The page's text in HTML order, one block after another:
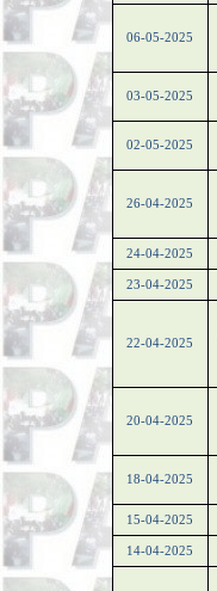
06-05-2025
03-05-2025
02-05-2025
26-04-2025
24-04-2025
23-04-2025
22-04-2025
20-04-2025
18-04-2025
15-04-2025
14-04-2025